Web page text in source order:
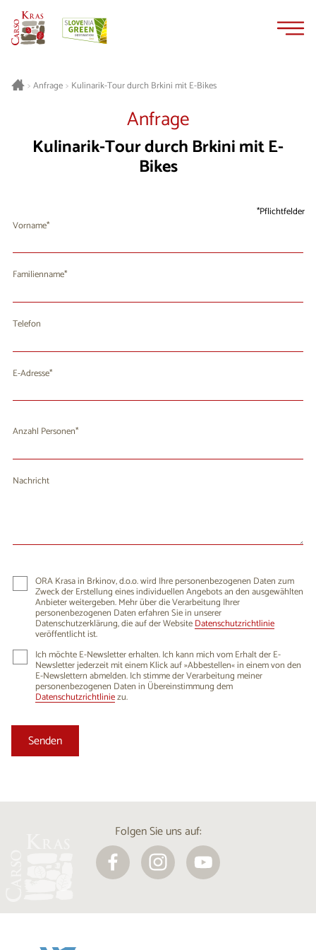
>Anfrage> Kulinarik-Tour durch Brkini mit E-Bikes
Anfrage
Kulinarik-Tour durch Brkini mit E-
Bikes
Pflichtfelder
Vorname
Familienname
Telefon
E-Adresse
Anzahl Personen
Nachricht
ORA Krasa in Brkinov, d.o.o. wird Ihre personenbezogenen Daten zum
Zweck der Erstellung eines individuellen Angebots an den ausgewählten
Anbieter weitergeben. Mehr über die Verarbeitung Ihrer
personenbezogenen Daten erfahren Sie in unserer
Datenschutzerklärung, die auf der WebsiteDatenschutzrichtlinie
veröffentlicht ist.
Ich möchte E-Newsletter erhalten. Ich kann mich vom Erhalt der E-
Newsletter jederzeit mit einem Klick auf »Abbestellen« in einem von den
E-Newslettern abmelden. Ich stimme der Verarbeitung meiner
personenbezogenen Daten in Übereinstimmung dem
Datenschutzrichtliniezu.
Folgen Sie uns auf: